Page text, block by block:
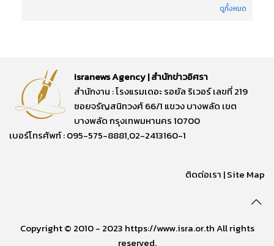
ดูทั้งหมด
Isranews Agency | สำนักข่าวอิศรา
สำนักงาน : โรงแรมเดอะ รอยัล ริเวอร์ เลขที่ 219
ซอยจรัญสนิทวงศ์ 66/1 แขวง บางพลัด เขต
บางพลัด กรุงเทพมหานคร 10700
เบอร์โทรศัพท์ : 095-575-8881,02-2413160-1
ติดต่อเรา |Site Map
Copyright © 2010 - 2023 https://www.isra.or.th All rights
reserved.